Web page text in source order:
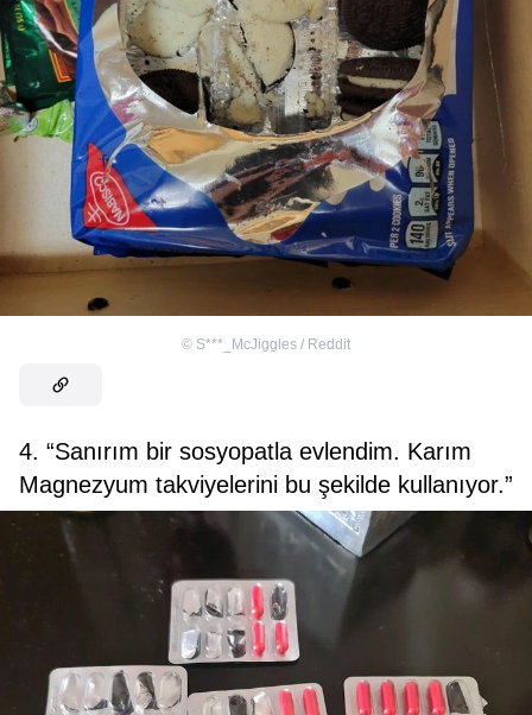
© S***_McJiggles / Reddit
4. “Sanırım bir sosyopatla evlendim. Karım
Magnezyum takviyelerini bu şekilde kullanıyor.”